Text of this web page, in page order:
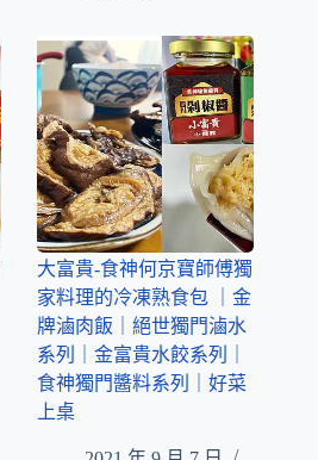
大富貴-食神何京寶師傅獨
家料理的冷凍熟食包 ｜金
牌滷肉飯｜絕世獨門滷水
系列｜金富貴水餃系列｜
食神獨門醬料系列｜好菜
上桌